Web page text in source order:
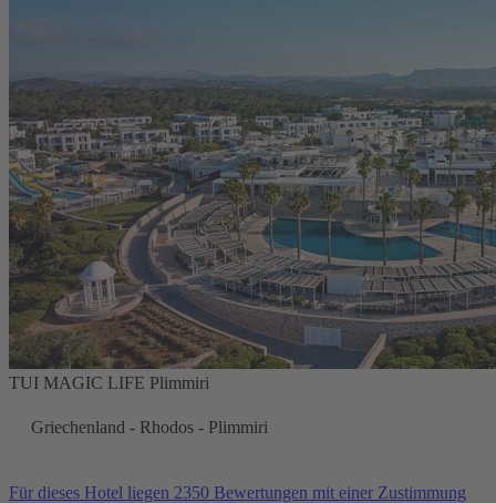
TUI MAGIC LIFE Plimmiri
Griechenland - Rhodos - Plimmiri
Für dieses Hotel liegen 2350 Bewertungen mit einer Zustimmung